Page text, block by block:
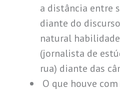
a distância entre
diante do
natural
(jornalista de
rua) diante das
O que houve